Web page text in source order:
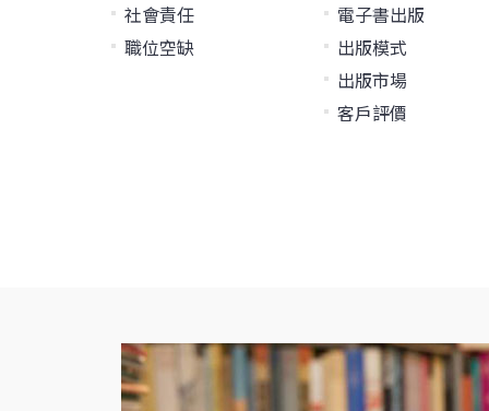
社會責任
職位空缺
電子書出版
出版模式
出版市場
客戶評價